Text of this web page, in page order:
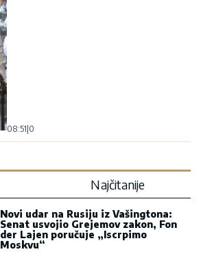
08:51|0
Najčitanije
Novi udar na Rusiju iz Vašingtona:
Senat usvojio Grejemov zakon, Fon
der Lajen poručuje „Iscrpimo
Moskvu“